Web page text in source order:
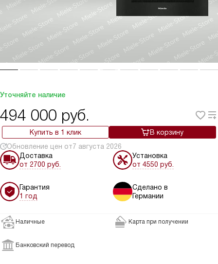
Уточняйте наличие
494 000 руб.
Купить в 1 клик
В корзину
Обновление цен от7 августа 2026
Доставка
от 2700 руб.
Установка
от 4550 руб.
Гарантия
1 год
Сделано в
Германии
Наличные Карта при получении
Банковский перевод